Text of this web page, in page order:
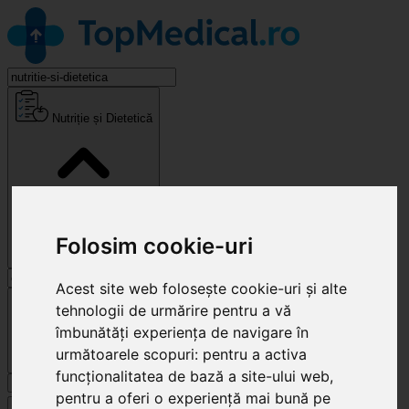
Folosim cookie-uri
Acest site web folosește cookie-uri și alte
tehnologii de urmărire pentru a vă
îmbunătăți experiența de navigare în
următoarele scopuri: pentru a activa
funcționalitatea de bază a site-ului web,
pentru a oferi o experiență mai bună pe
Nutriție și Dietetică
Cluj-Napoca
Specialități